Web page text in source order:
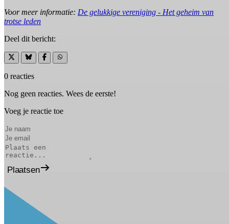
Voor meer informatie: De gelukkige vereniging - Het geheim van
trotse leden
Deel dit bericht:
0 reacties
Nog geen reacties. Wees de eerste!
Voeg je reactie toe
Plaatsen